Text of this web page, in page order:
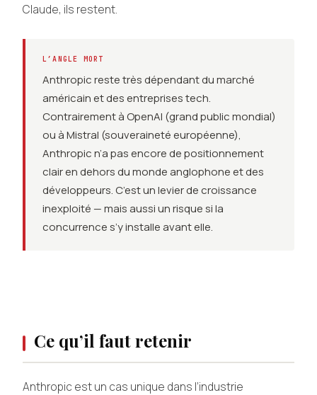
Claude, ils restent.
L’ANGLE MORT
Anthropic reste très dépendant du marché
américain et des entreprises tech.
Contrairement à OpenAI (grand public mondial)
ou à Mistral (souveraineté européenne),
Anthropic n’a pas encore de positionnement
clair en dehors du monde anglophone et des
développeurs. C’est un levier de croissance
inexploité — mais aussi un risque si la
concurrence s’y installe avant elle.
Ce qu’il faut retenir
Anthropic est un cas unique dans l’industrie